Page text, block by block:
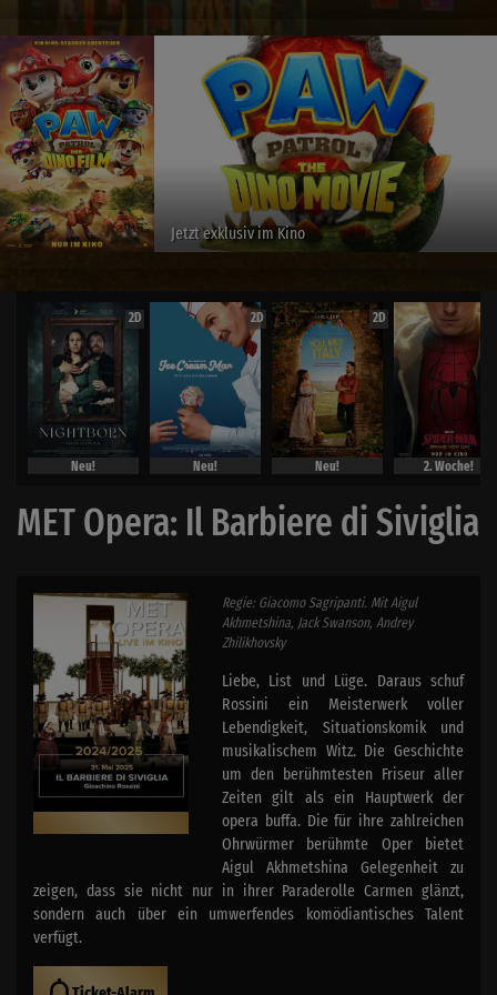
Jetzt exklusiv im Kino
2D
Neu!
2D
Neu!
2D
Neu! 2. Woche!
MET Opera: Il Barbiere di Siviglia
Regie: Giacomo Sagripanti. Mit Aigul
Akhmetshina, Jack Swanson, Andrey
Zhilikhovsky
Liebe, List und Lüge. Daraus schuf
Rossini ein Meisterwerk voller
Lebendigkeit, Situationskomik und
musikalischem Witz. Die Geschichte
um den berühmtesten Friseur aller
Zeiten gilt als ein Hauptwerk der
opera buffa. Die für ihre zahlreichen
Ohrwürmer berühmte Oper bietet
Aigul Akhmetshina Gelegenheit zu
zeigen, dass sie nicht nur in ihrer Paraderolle Carmen glänzt,
sondern auch über ein umwerfendes komödiantisches Talent
verfügt.